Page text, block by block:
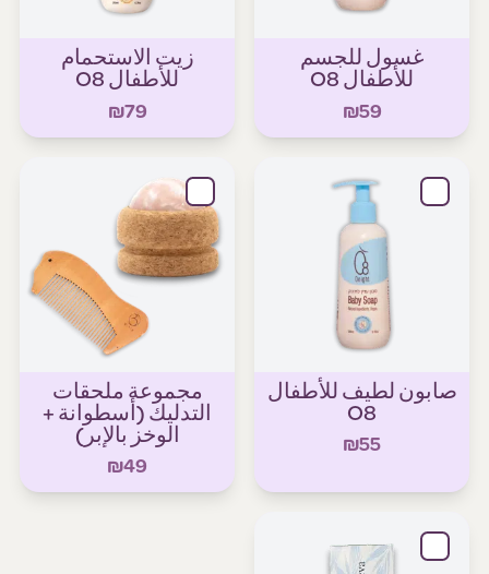
غسول للجسم
للأطفال O8
₪59
زيت الاستحمام
للأطفال O8
₪79
صابون لطيف للأطفال
O8
₪55
مجموعة ملحقات
التدليك (أسطوانة +
الوخز بالإبر)
₪49